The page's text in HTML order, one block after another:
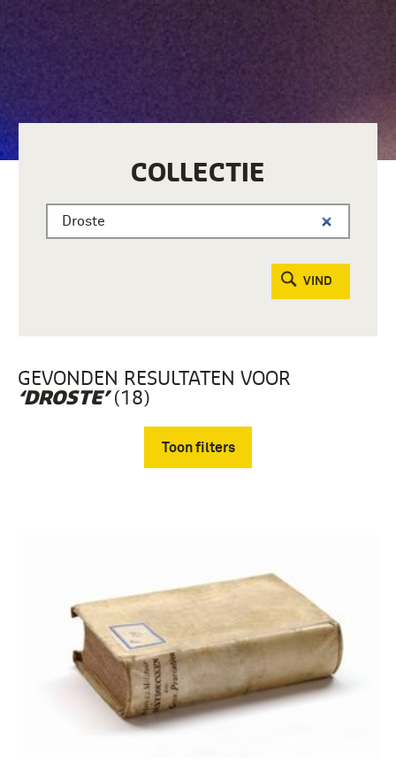
COLLECTIE
VIND
GEVONDEN RESULTATEN VOOR
‘DROSTE’(18)
Toon filters
Fotografisch materiaal (17)